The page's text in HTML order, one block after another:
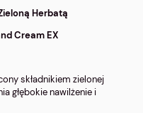
Herbatą
Cream EX
składnikiem zielonej
głębokie nawilżenie i